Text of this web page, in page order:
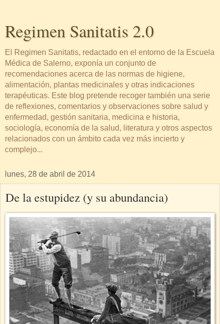
Regimen Sanitatis 2.0
El Regimen Sanitatis, redactado en el entorno de la Escuela
Médica de Salerno, exponía un conjunto de
recomendaciones acerca de las normas de higiene,
alimentación, plantas medicinales y otras indicaciones
terapéuticas. Este blog pretende recoger también una serie
de reflexiones, comentarios y observaciones sobre salud y
enfermedad, gestión sanitaria, medicina e historia,
sociología, economía de la salud, literatura y otros aspectos
relacionados con un ámbito cada vez más incierto y
complejo...
lunes, 28 de abril de 2014
De la estupidez (y su abundancia)